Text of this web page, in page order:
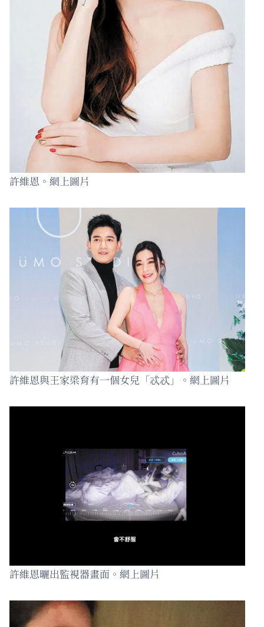
許維恩。網上圖片
許維恩與王家梁育有一個女兒「忒忒」。網上圖片
許維恩曬出監視器畫面。網上圖片